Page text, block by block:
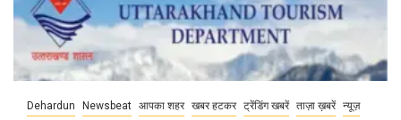
Dehardun Newsbeat आपका शहर खबर हटकर ट्रेंडिंग खबरें ताज़ा ख़बरें न्यूज़